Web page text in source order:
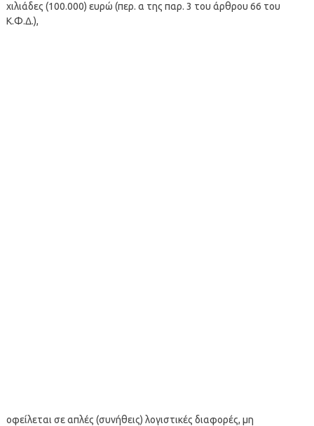
χιλιάδες (100.000) ευρώ (περ. α της παρ. 3 του άρθρου 66 του
Κ.Φ.Δ.),
οφείλεται σε απλές (συνήθεις) λογιστικές διαφορές, μη